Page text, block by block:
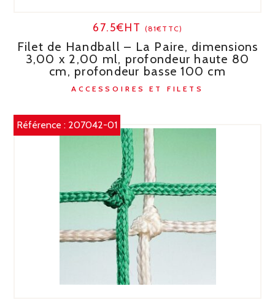
67.5€HT (81€TTC)
Filet de Handball – La Paire, dimensions
3,00 x 2,00 ml, profondeur haute 80
cm, profondeur basse 100 cm
ACCESSOIRES ET FILETS
Référence : 207042-01